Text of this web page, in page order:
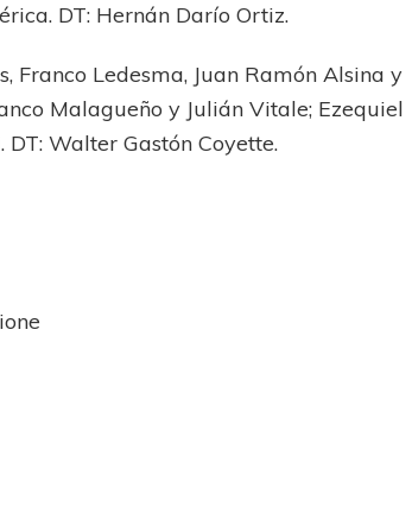
DT: Hernán Darío Ortiz.
Franco Ledesma, Juan Ramón Alsina y
Malagueño y Julián Vitale; Ezequiel
Walter Gastón Coyette.